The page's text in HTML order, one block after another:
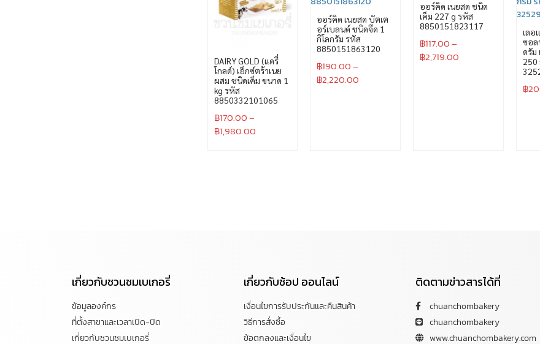
DAIRY GOLD (แดรี่
โกลด์) เอ็กซ์ตร้าเนย
ผสม ชนิดเค็ม ขนาด 1
kg รหัส
8850332101065
฿170.00–
฿1,980.00
ออร์คิด เนยสด บัตเต
อร์เบลนด์ ชนิดจืด 1
กิโลกรัม รหัส
8850151863120
฿190.00–
฿2,220.00
ออร์คิด เนยสด ชนิด
เค็ม 227 g รหัส
8850151823117
฿117.00–
฿2,719.00
เลอ
ซอล
ดรัม
250
฿
เกี่ยวกับชวนชมเบเกอรี่
ข้อมูลองค์กร
ที่ตั้งสาขาและเวลาเปิด-ปิด
เกี่ยวกับชวนชมเบเกอรี่
เกี่ยวกับช้อป ออนไลน์
เงื่อนไขการรับประกันและคืนสินค้า
วิธีการสั่งซื้อ
ข้อตกลงและเงื่อนไข
ติดตามข่าวสารได้ที่
chuanchombakery
chuanchombakery
www.chuanchombakery.com